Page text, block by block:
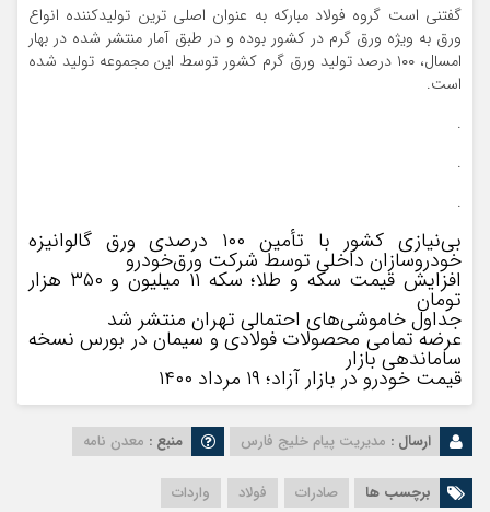
گفتنی است گروه فولاد مبارکه به عنوان اصلی ترین تولیدکننده انواع
ورق به ویژه ورق گرم در کشور بوده و در طبق آمار منتشر شده در بهار
امسال، ۱۰۰ درصد تولید ورق گرم کشور توسط این مجموعه تولید شده
است.
.
.
.
بی‌نیازی کشور با تأمین ۱۰۰ درصدی ورق گالوانیزه
خودروسازان داخلی توسط شرکت ورق‌خودرو
افزایش قیمت سکه و طلا؛ سکه ۱۱ میلیون و ۳۵۰ هزار
تومان
جداول خاموشی‌های احتمالی تهران منتشر شد
عرضه تمامی محصولات فولادی و سیمان در بورس نسخه
ساماندهی بازار
قیمت خودرو در بازار آزاد؛ ۱۹ مرداد ۱۴۰۰
ارسال : مدیریت پیام خلیج فارس منبع : معدن نامه
برچسب ها صادرات فولاد واردات